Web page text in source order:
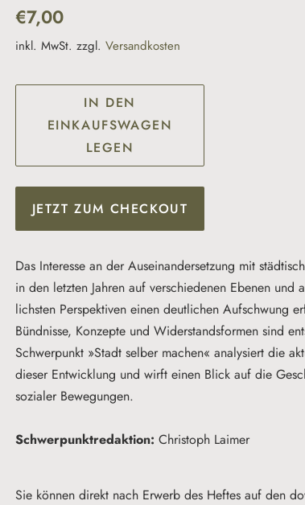
Normaler
€7,00
inkl. MwSt. zzgl. Versandkosten
IN DEN
EINKAUFSWAGEN
LEGEN
JETZT ZUM CHECKOUT
Das In­ter­es­se an der Aus­ein­an­der­set­zung mit
in den letz­ten Jah­ren auf ver­schie­de­nen Ebe­nen und
lichs­ten Per­spek­ti­ven einen deut­li­chen Auf­schwung
Bünd­nis­se, Kon­zep­te und Wi­der­stands­for­men sind
Schwer­punkt »Stadt sel­ber ma­chen« ana­ly­siert die
die­ser Ent­wick­lung und wirft einen Blick auf die
so­zia­ler Be­we­gun­gen.
Schwerpunktredaktion: Christoph Laimer
Sie können direkt nach Erwerb des Heftes auf den